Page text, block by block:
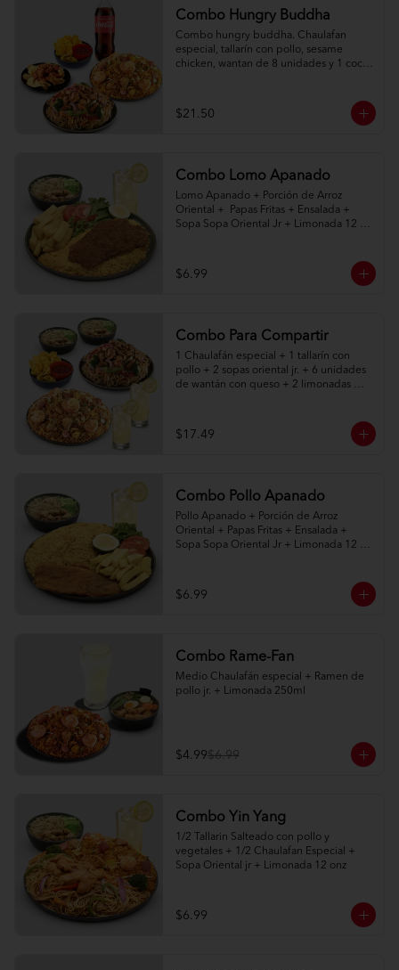
Combo Hungry Buddha
Combo hungry buddha. Chaulafan
especial, tallarín con pollo, sesame
chicken, wantan de 8 unidades y 1 coca
$21.50
Combo Lomo Apanado
Lomo Apanado + Porción de Arroz
Oriental +  Papas Fritas + Ensalada +
Sopa Sopa Oriental Jr + Limonada 12
$6.99
Combo Para Compartir
1 Chaulafán especial + 1 tallarín con
pollo + 2 sopas oriental jr. + 6 unidades
de wantán con queso + 2 limonadas
$17.49
Combo Pollo Apanado
Pollo Apanado + Porción de Arroz
Oriental + Papas Fritas + Ensalada +
Sopa Sopa Oriental Jr + Limonada 12
$6.99
Combo Rame-Fan
Medio Chaulafán especial + Ramen de
pollo jr. + Limonada 250ml
$4.99$6.99
Combo Yin Yang
1/2 Tallarin Salteado con pollo y
vegetales + 1/2 Chaulafan Especial +
Sopa Oriental jr + Limonada 12 onz
$6.99